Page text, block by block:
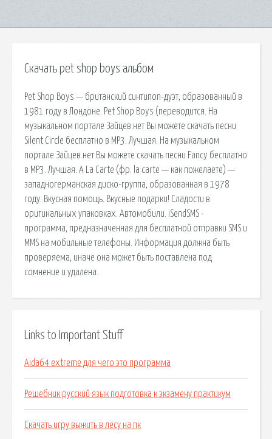
Скачать pet shop boys альбом
Pet Shop Boys — британский синтипоп-дуэт, образованный в
1981 году в Лондоне. Pet Shop Boys (переводится. На
музыкальном портале Зайцев.нет Вы можете скачать песни
Silent Circle бесплатно в MP3. Лучшая. На музыкальном
портале Зайцев.нет Вы можете скачать песни Fancy бесплатно
в MP3. Лучшая. A La Carte (фр. la carte — как пожелаете) —
западногерманская диско-группа, образованная в 1978
году. Вкусная помощь. Вкусные подарки! Сладости в
оригинальных упаковках. Автомобили. iSendSMS -
программа, предназначенная для бесплатной отправки SMS и
MMS на мобильные телефоны. Информация должна быть
проверяема, иначе она может быть поставлена под
сомнение и удалена.
Links to Important Stuff
Aida64 extreme для чего это программа
Решебник русский язык подготовка к экзамену практикум
Скачать игру выжить в лесу на пк